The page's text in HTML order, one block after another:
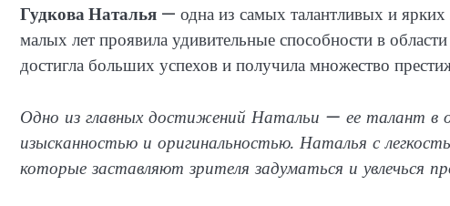
Гудкова Наталья — одна из самых талантливых и
малых лет проявила удивительные способности в
достигла больших успехов и получила множество
Одно из главных достижений Натальи — ее талант
изысканностью и оригинальностью. Наталья с
которые заставляют зрителя задуматься и увлечься